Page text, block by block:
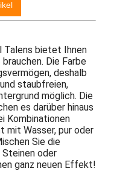
Talens bietet Ihnen
Die Farbe
deshalb
staubfreien,
möglich. Die
es darüber hinaus
Kombinationen
mit Wasser, pur oder
Sie die
Steinen oder
ganz neuen Effekt!